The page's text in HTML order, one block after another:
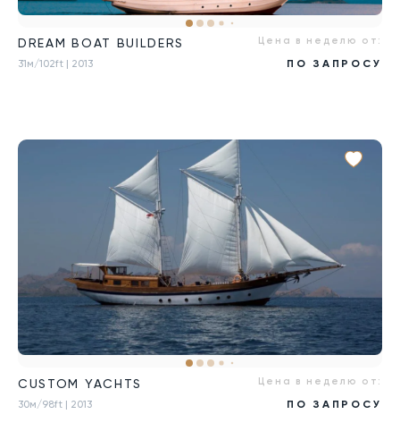
DREAM BOAT BUILDERS
31м/102ft | 2013
Цена в неделю от:
ПО ЗАПРОСУ
CUSTOM YACHTS
30м/98ft | 2013
Цена в неделю от:
ПО ЗАПРОСУ